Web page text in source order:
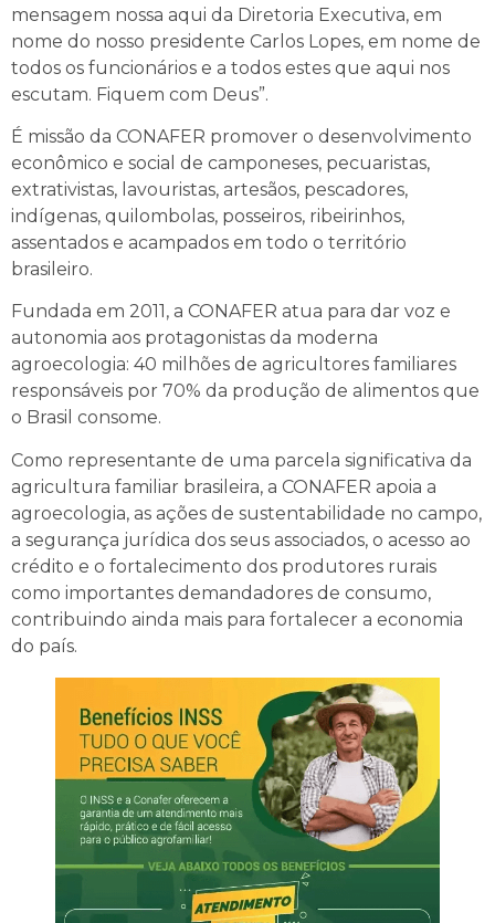
mensagem nossa aqui da Diretoria Executiva, em
nome do nosso presidente Carlos Lopes, em nome de
todos os funcionários e a todos estes que aqui nos
escutam. Fiquem com Deus”.
É missão da CONAFER promover o desenvolvimento
econômico e social de camponeses, pecuaristas,
extrativistas, lavouristas, artesãos, pescadores,
indígenas, quilombolas, posseiros, ribeirinhos,
assentados e acampados em todo o território
brasileiro.
Fundada em 2011, a CONAFER atua para dar voz e
autonomia aos protagonistas da moderna
agroecologia: 40 milhões de agricultores familiares
responsáveis por 70% da produção de alimentos que
o Brasil consome.
Como representante de uma parcela significativa da
agricultura familiar brasileira, a CONAFER apoia a
agroecologia, as ações de sustentabilidade no campo,
a segurança jurídica dos seus associados, o acesso ao
crédito e o fortalecimento dos produtores rurais
como importantes demandadores de consumo,
contribuindo ainda mais para fortalecer a economia
do país.